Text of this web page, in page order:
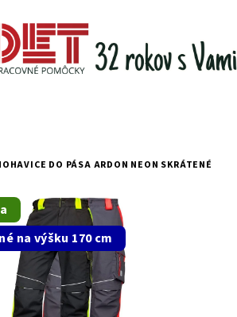
DO PÁSA ARDON NEON SKRÁTENÉ
na výšku 170 cm